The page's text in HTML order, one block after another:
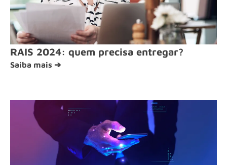
RAIS 2024: quem precisa entregar?
Saiba mais ➔